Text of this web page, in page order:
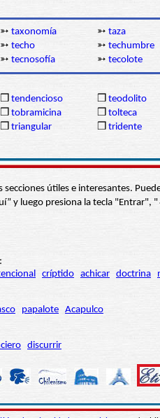
➳ taxonomía ➳ taza
➳ techo ➳ techumbre
➳ tecnosofía ➳ tecolote
❒ tendencioso ❒ teodolito
❒ tobramicina ❒ tolteca
❒ triangular ❒ tridente
útiles e interesantes.
y luego presiona la tecla
críptido achicar doctrina
papalote Acapulco
discurrir